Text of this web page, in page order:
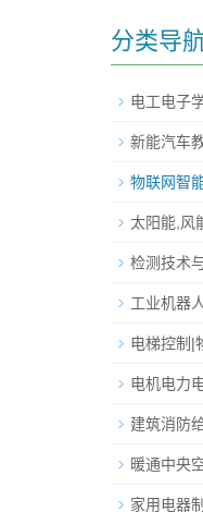
分类导
电工电子
新能汽车
物联网智
太阳能,风
检测技术
工业机器
电梯控制|
电机电力
建筑消防
暖通中央
家用电器